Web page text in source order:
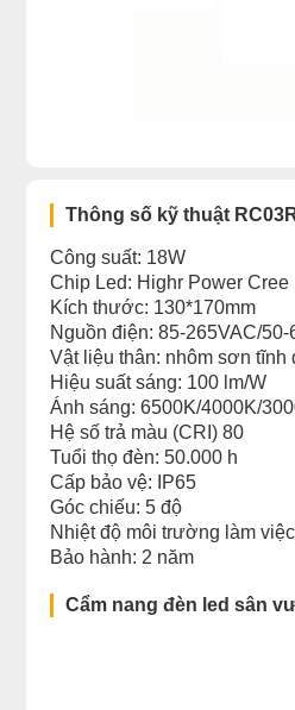
Thông số kỹ thuật
Công suất: 18W
Chip Led: Highr Power Cree
Kích thước: 130*170mm
Nguồn điện: 85-265VAC/50-
Vật liệu thân: nhôm sơn tĩnh
Hiệu suất sáng: 100 lm/W
Ánh sáng: 6500K/4000K/
Hệ số trả màu (CRI) 80
Tuổi thọ đèn: 50.000 h
Cấp bảo vệ: IP65
Góc chiếu: 5 độ
Nhiệt độ môi trường làm
Bảo hành: 2 năm
Cẩm nang đèn led sân